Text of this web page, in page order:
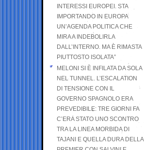
INTERESSI EUROPEI. STA
IMPORTANDO IN EUROPA
UN’AGENDA POLITICA CHE
MIRA A INDEBOLIRLA
DALL’INTERNO. MA È RIMASTA
PIUTTOSTO ISOLATA”
MELONI SI È INFILATA DA SOLA
NEL TUNNEL. L’ESCALATION
DI TENSIONE CON IL
GOVERNO SPAGNOLO ERA
PREVEDIBILE: TRE GIORNI FA
C’ERA STATO UNO SCONTRO
TRA LA LINEA MORBIDA DI
TAJANI E QUELLA DURA DELLA